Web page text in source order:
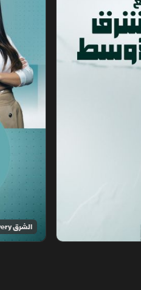
الشرق Discovery